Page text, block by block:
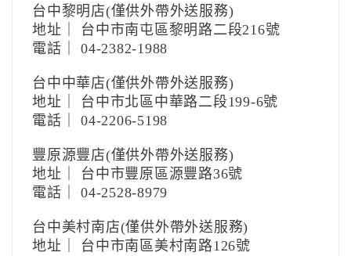
台中黎明店(僅供外帶外送服務)
地址｜ 台中市南屯區黎明路二段216號
電話｜ 04-2382-1988
台中中華店(僅供外帶外送服務)
地址｜ 台中市北區中華路二段199-6號
電話｜ 04-2206-5198
豐原源豐店(僅供外帶外送服務)
地址｜ 台中市豐原區源豐路36號
電話｜ 04-2528-8979
台中美村南店(僅供外帶外送服務)
地址｜ 台中市南區美村南路126號